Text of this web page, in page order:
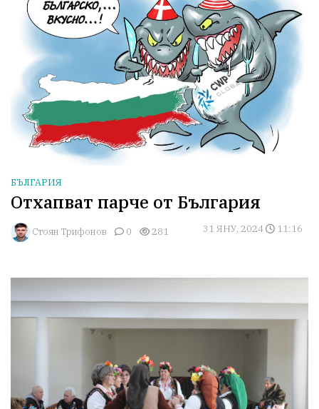
БЪЛГАРИЯ
Отхапват парче от България
Стоян Трифонов 0 281 31 ЯНУ, 2024 11:16